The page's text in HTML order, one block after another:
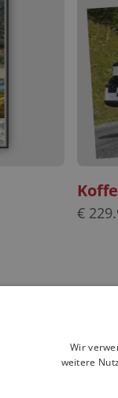
€
Wir
weitere